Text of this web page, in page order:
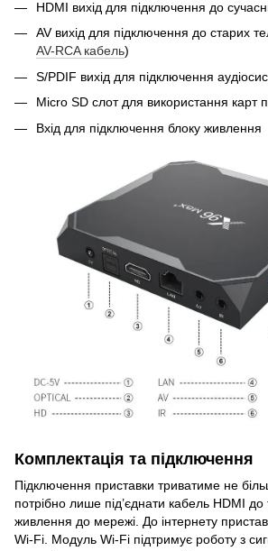
HDMI вихід для підключення до
AV вихід для підключення до старих
AV-RCA кабель)
S/PDIF вихід для підключення
Micro SD слот для використання карт
Вхід для підключення блоку живлення
Комплектація та підключення
Підключення приставки триватиме не
потрібно лише під’єднати кабель HDMI до
живлення до мережі. До інтернету
Wi-Fi. Модуль Wi-Fi підтримує роботу з